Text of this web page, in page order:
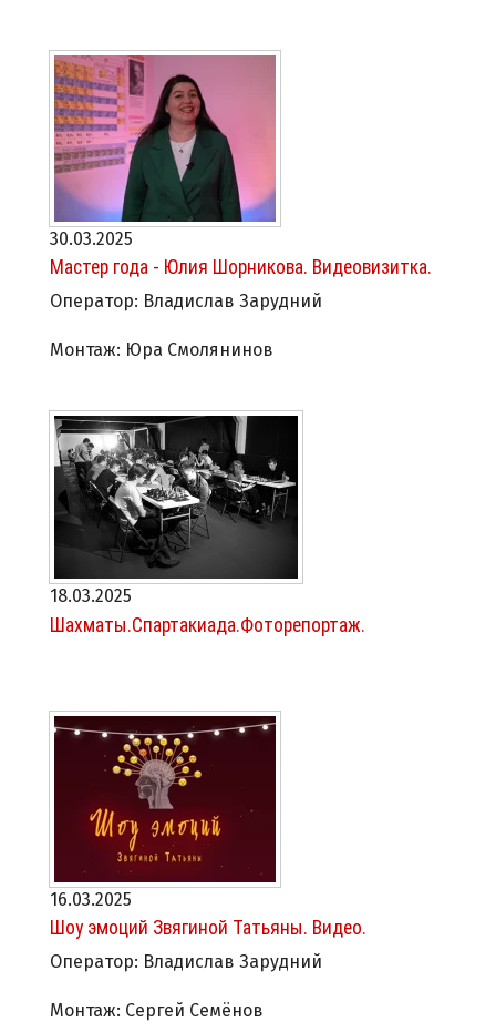
30.03.2025
Мастер года - Юлия Шорникова. Видеовизитка.
Оператор: Владислав Зарудний
Монтаж: Юра Смолянинов
18.03.2025
Шахматы.Спартакиада.Фоторепортаж.
16.03.2025
Шоу эмоций Звягиной Татьяны. Видео.
Оператор: Владислав Зарудний
Монтаж: Сергей Семёнов